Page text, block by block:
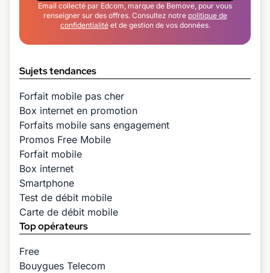
Email collecté par Edcom, marque de Bemove, pour vous
renseigner sur des offres. Consultez notre politique de
confidentialitéet de gestion de vos données.
Sujets tendances
Forfait mobile pas cher
Box internet en promotion
Forfaits mobile sans engagement
Promos Free Mobile
Forfait mobile
Box internet
Smartphone
Test de débit mobile
Carte de débit mobile
Top opérateurs
Free
Bouygues Telecom